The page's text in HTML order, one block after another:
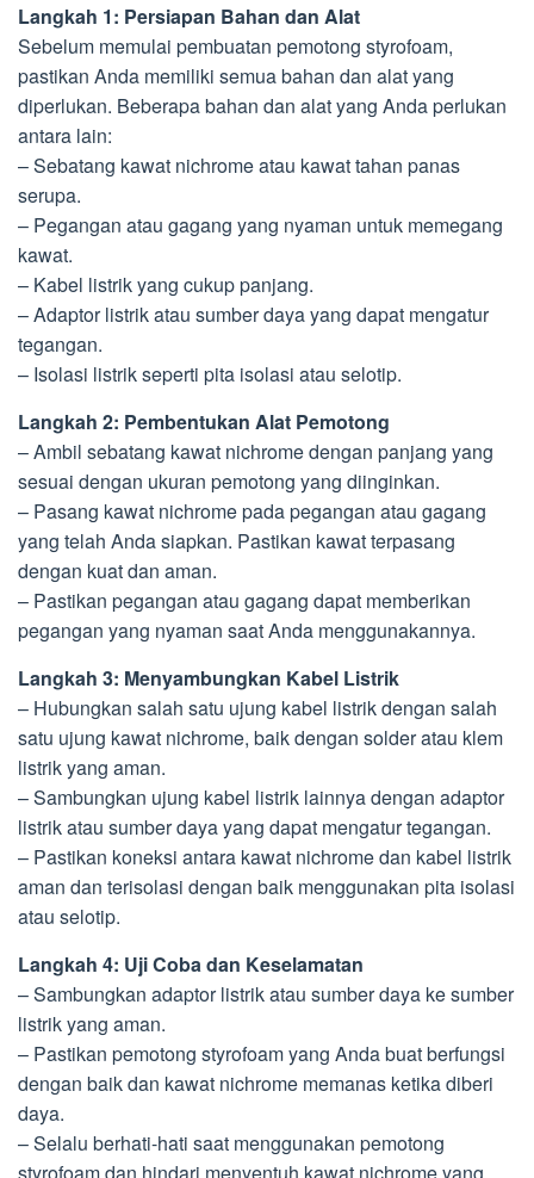
Langkah 1: Persiapan Bahan dan Alat
Sebelum memulai pembuatan pemotong styrofoam,
pastikan Anda memiliki semua bahan dan alat yang
diperlukan. Beberapa bahan dan alat yang Anda perlukan
antara lain:
– Sebatang kawat nichrome atau kawat tahan panas
serupa.
– Pegangan atau gagang yang nyaman untuk memegang
kawat.
– Kabel listrik yang cukup panjang.
– Adaptor listrik atau sumber daya yang dapat mengatur
tegangan.
– Isolasi listrik seperti pita isolasi atau selotip.
Langkah 2: Pembentukan Alat Pemotong
– Ambil sebatang kawat nichrome dengan panjang yang
sesuai dengan ukuran pemotong yang diinginkan.
– Pasang kawat nichrome pada pegangan atau gagang
yang telah Anda siapkan. Pastikan kawat terpasang
dengan kuat dan aman.
– Pastikan pegangan atau gagang dapat memberikan
pegangan yang nyaman saat Anda menggunakannya.
Langkah 3: Menyambungkan Kabel Listrik
– Hubungkan salah satu ujung kabel listrik dengan salah
satu ujung kawat nichrome, baik dengan solder atau klem
listrik yang aman.
– Sambungkan ujung kabel listrik lainnya dengan adaptor
listrik atau sumber daya yang dapat mengatur tegangan.
– Pastikan koneksi antara kawat nichrome dan kabel listrik
aman dan terisolasi dengan baik menggunakan pita isolasi
atau selotip.
Langkah 4: Uji Coba dan Keselamatan
– Sambungkan adaptor listrik atau sumber daya ke sumber
listrik yang aman.
– Pastikan pemotong styrofoam yang Anda buat berfungsi
dengan baik dan kawat nichrome memanas ketika diberi
daya.
– Selalu berhati-hati saat menggunakan pemotong
styrofoam dan hindari menyentuh kawat nichrome yang